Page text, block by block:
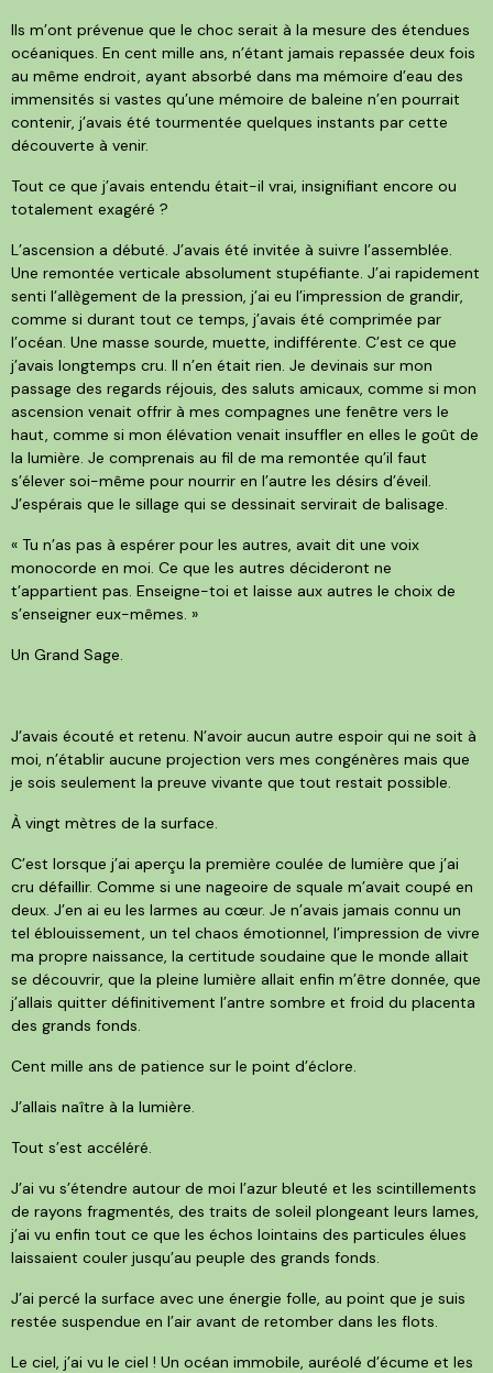
Ils m’ont prévenue que le choc serait à la mesure des étendues
océaniques. En cent mille ans, n’étant jamais repassée deux fois
au même endroit, ayant absorbé dans ma mémoire d’eau des
immensités si vastes qu’une mémoire de baleine n’en pourrait
contenir, j’avais été tourmentée quelques instants par cette
découverte à venir.
Tout ce que j’avais entendu était-il vrai, insignifiant encore ou
totalement exagéré ?
L’ascension a débuté. J’avais été invitée à suivre l’assemblée.
Une remontée verticale absolument stupéfiante. J’ai rapidement
senti l’allègement de la pression, j’ai eu l’impression de grandir,
comme si durant tout ce temps, j’avais été comprimée par
l’océan. Une masse sourde, muette, indifférente. C’est ce que
j’avais longtemps cru. Il n’en était rien. Je devinais sur mon
passage des regards réjouis, des saluts amicaux, comme si mon
ascension venait offrir à mes compagnes une fenêtre vers le
haut, comme si mon élévation venait insuffler en elles le goût de
la lumière. Je comprenais au fil de ma remontée qu’il faut
s’élever soi-même pour nourrir en l’autre les désirs d’éveil.
J’espérais que le sillage qui se dessinait servirait de balisage.
« Tu n’as pas à espérer pour les autres, avait dit une voix
monocorde en moi. Ce que les autres décideront ne
t’appartient pas. Enseigne-toi et laisse aux autres le choix de
s’enseigner eux-mêmes. »
Un Grand Sage.
J’avais écouté et retenu. N’avoir aucun autre espoir qui ne soit à
moi, n’établir aucune projection vers mes congénères mais que
je sois seulement la preuve vivante que tout restait possible.
À vingt mètres de la surface.
C’est lorsque j’ai aperçu la première coulée de lumière que j’ai
cru défaillir. Comme si une nageoire de squale m’avait coupé en
deux. J’en ai eu les larmes au cœur. Je n’avais jamais connu un
tel éblouissement, un tel chaos émotionnel, l’impression de vivre
ma propre naissance, la certitude soudaine que le monde allait
se découvrir, que la pleine lumière allait enfin m’être donnée, que
j’allais quitter définitivement l’antre sombre et froid du placenta
des grands fonds.
Cent mille ans de patience sur le point d’éclore.
J’allais naître à la lumière.
Tout s’est accéléré.
J’ai vu s’étendre autour de moi l’azur bleuté et les scintillements
de rayons fragmentés, des traits de soleil plongeant leurs lames,
j’ai vu enfin tout ce que les échos lointains des particules élues
laissaient couler jusqu’au peuple des grands fonds.
J’ai percé la surface avec une énergie folle, au point que je suis
restée suspendue en l’air avant de retomber dans les flots.
Le ciel, j’ai vu le ciel ! Un océan immobile, auréolé d’écume et les